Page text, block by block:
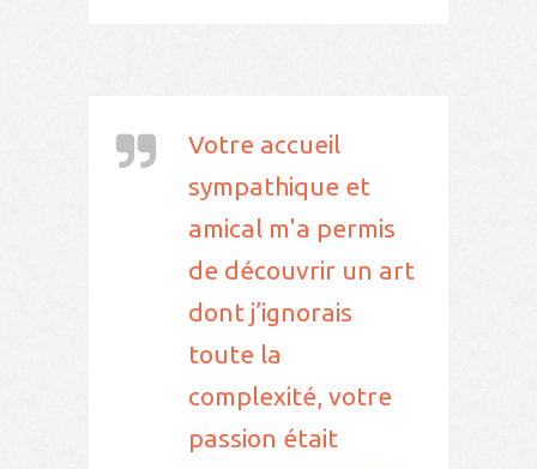
Votre accueil
sympathique et
amical m'a permis
de découvrir un art
dont j’ignorais
toute la
complexité, votre
passion était